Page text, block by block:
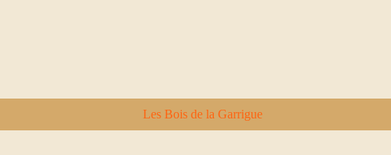
Les Bois de la Garrigue